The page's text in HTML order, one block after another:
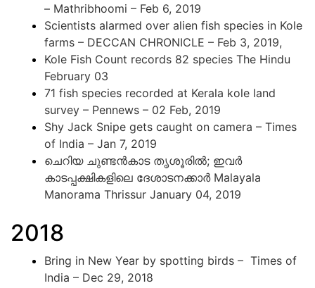
– Mathribhoomi – Feb 6, 2019
Scientists alarmed over alien fish species in Kole
farms – DECCAN CHRONICLE – Feb 3, 2019,
Kole Fish Count records 82 species The Hindu
February 03
71 fish species recorded at Kerala kole land
survey – Pennews – 02 Feb, 2019
Shy Jack Snipe gets caught on camera – Times
of India – Jan 7, 2019
ചെറിയ ചുണ്ടൻകാട തൃശൂരിൽ; ഇവർ
കാടപ്പക്ഷികളിലെ ദേശാടനക്കാർ Malayala
Manorama Thrissur January 04, 2019
2018
Bring in New Year by spotting birds – Times of
India – Dec 29, 2018